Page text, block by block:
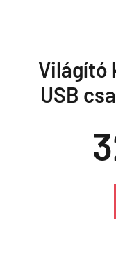
Világító
USB